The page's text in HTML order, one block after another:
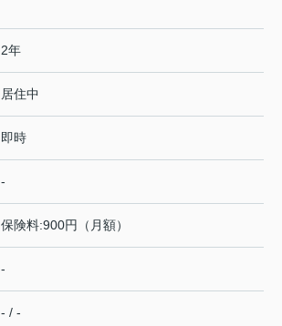
2年
居住中
即時
-
保険料:900円（月額）
-
- / -